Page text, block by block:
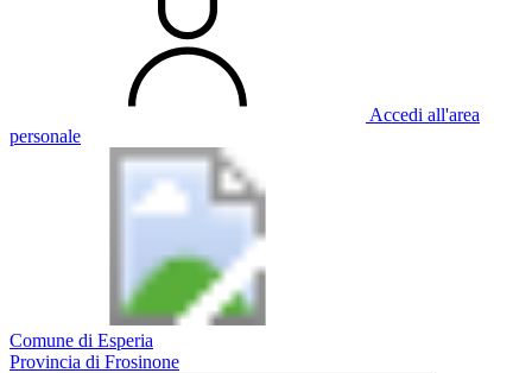
Accedi all'area
personale
Comune di Esperia
Provincia di Frosinone